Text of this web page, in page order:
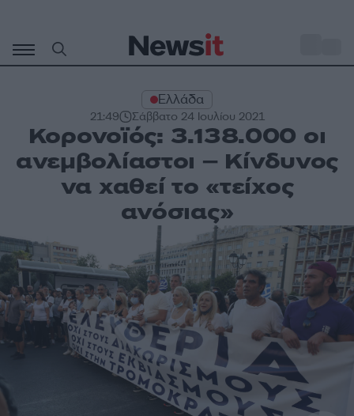
περιεχόμενο
Ελλάδα
21:49 Σάββατο 24 Ιουλίου 2021
Κορονοϊός: 3.138.000 οι
ανεμβολίαστοι – Κίνδυνος
να χαθεί το «τείχος
ανόσιας»